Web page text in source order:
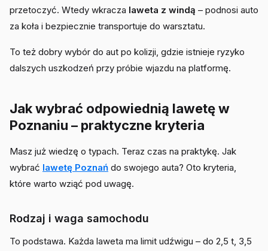
przetoczyć. Wtedy wkracza laweta z windą – podnosi auto
za koła i bezpiecznie transportuje do warsztatu.
To też dobry wybór do aut po kolizji, gdzie istnieje ryzyko
dalszych uszkodzeń przy próbie wjazdu na platformę.
Jak wybrać odpowiednią lawetę w
Poznaniu – praktyczne kryteria
Masz już wiedzę o typach. Teraz czas na praktykę. Jak
wybrać lawetę Poznań do swojego auta? Oto kryteria,
które warto wziąć pod uwagę.
Rodzaj i waga samochodu
To podstawa. Każda laweta ma limit udźwigu – do 2,5 t, 3,5